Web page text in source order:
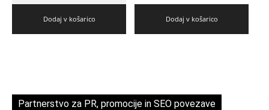
Dodaj v košarico Dodaj v košarico
Partnerstvo za PR, promocije in SEO povezave